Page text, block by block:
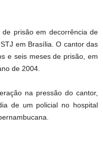
prisão em decorrência de
em Brasília. O cantor das
e seis meses de prisão, em
de 2004.
na pressão do cantor,
de um policial no hospital